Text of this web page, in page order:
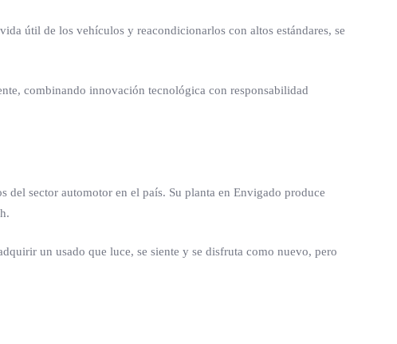
útil de los vehículos y reacondicionarlos con altos estándares, se
combinando innovación tecnológica con responsabilidad
del sector automotor en el país. Su planta en Envigado produce
un usado que luce, se siente y se disfruta como nuevo, pero